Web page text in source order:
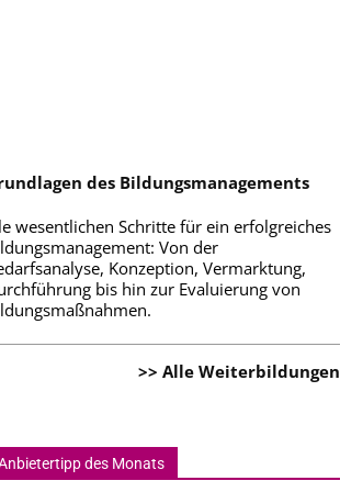
des Bildungsmanagements
wesentlichen Schritte für ein erfolgreiches
Von der
Konzeption, Vermarktung,
bis hin zur Evaluierung von
>> Alle Weiterbildungen
des Monats